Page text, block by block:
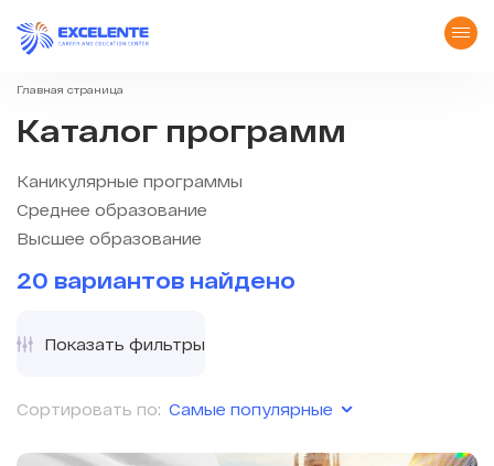
Главная страница
Каталог программ
Каникулярные программы
Среднее образование
Высшее образование
20 вариантов найдено
Сортировать по: Самые популярные
Показать фильтры